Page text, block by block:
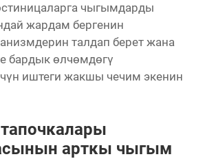
чыгымдарды
жардам бергенин
талдап берет жана
бардык өлчөмдөгү
иштеги жакшы чечим экенин
арткы чыгым